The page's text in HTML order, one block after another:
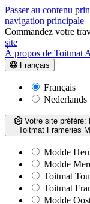
Passer au contenu
navigation principale
Commandez votre
site
À propos de Toitmat
Français
Français
Nederlands
Votre site préféré:
Toitmat Frameries
Modde
Modde
Toitmat
Toitmat
Modde